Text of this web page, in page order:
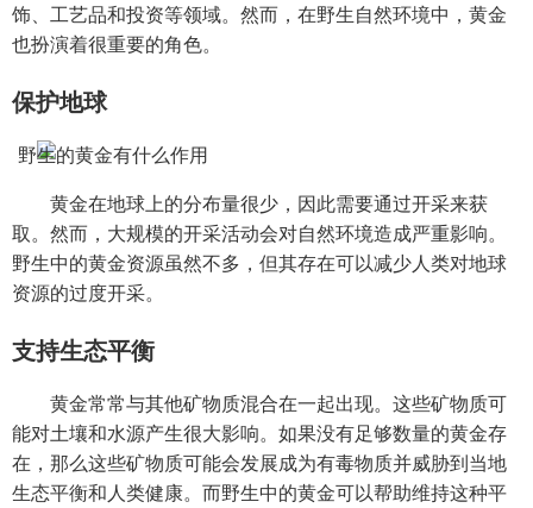
饰、工艺品和投资等领域。然而，在野生自然环境中，黄金
也扮演着很重要的角色。
保护地球
黄金在地球上的分布量很少，因此需要通过开采来获
取。然而，大规模的开采活动会对自然环境造成严重影响。
野生中的黄金资源虽然不多，但其存在可以减少人类对地球
资源的过度开采。
支持生态平衡
黄金常常与其他矿物质混合在一起出现。这些矿物质可
能对土壤和水源产生很大影响。如果没有足够数量的黄金存
在，那么这些矿物质可能会发展成为有毒物质并威胁到当地
生态平衡和人类健康。而野生中的黄金可以帮助维持这种平